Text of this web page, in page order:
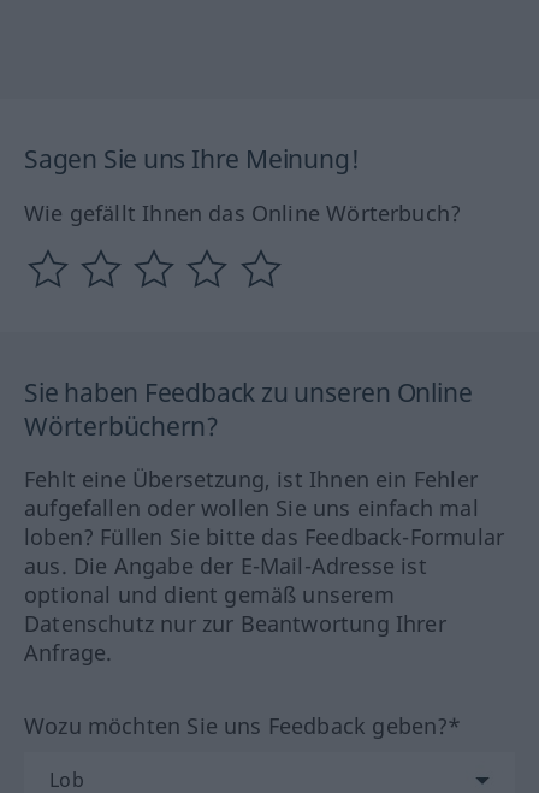
Sagen Sie uns Ihre Meinung!
Wie gefällt Ihnen das Online Wörterbuch?
Sie haben Feedback zu unseren Online
Wörterbüchern?
Fehlt eine Übersetzung, ist Ihnen ein Fehler
aufgefallen oder wollen Sie uns einfach mal
loben? Füllen Sie bitte das Feedback-Formular
aus. Die Angabe der E-Mail-Adresse ist
optional und dient gemäß unserem
Datenschutz nur zur Beantwortung Ihrer
Anfrage.
Wozu möchten Sie uns Feedback geben?*